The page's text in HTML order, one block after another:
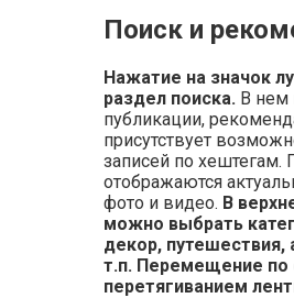
Поиск и
Нажатие на значок
раздел поиска. В нем
публикации,
присутствует
записей по хештегам.
отображаются
фото и видео. В
можно выбрать
декор, путешествия,
т.п. Перемещение по
перетягиванием